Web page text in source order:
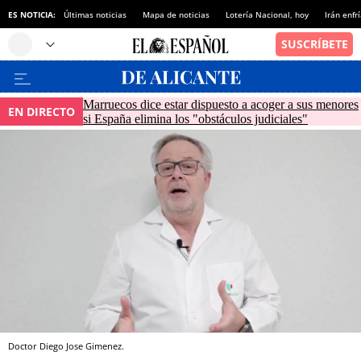
ES NOTICIA: Últimas noticias Mapa de noticias Lotería Nacional, hoy Irán
EN DIRECTO Marruecos dice estar dispuesto a acoger a sus menores
si España elimina los "obstáculos judiciales"
Doctor Diego Jose Gimenez.